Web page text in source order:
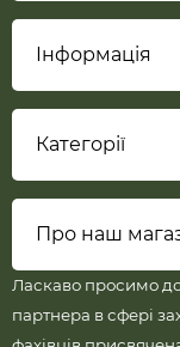
Інформація
Категорії
Про наш
Ласкаво просимо
партнера в сфері